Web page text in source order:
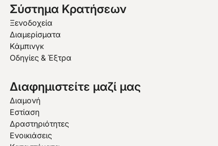
Σύστημα Κρατήσεων
Ξενοδοχεία
Διαμερίσματα
Κάμπινγκ
Οδηγίες & Έξτρα
Διαφημιστείτε μαζί μας
Διαμονή
Εστίαση
Δραστηριότητες
Ενοικιάσεις